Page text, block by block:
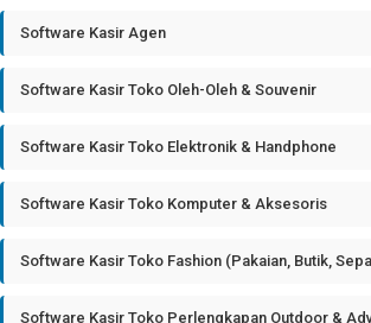
Software Kasir Agen
Software Kasir Toko Oleh-Oleh & Souvenir
Software Kasir Toko Elektronik & Handphone
Software Kasir Toko Komputer & Aksesoris
Software Kasir Toko Fashion (Pakaian, Butik,
Software Kasir Toko Perlengkapan Outdoor &